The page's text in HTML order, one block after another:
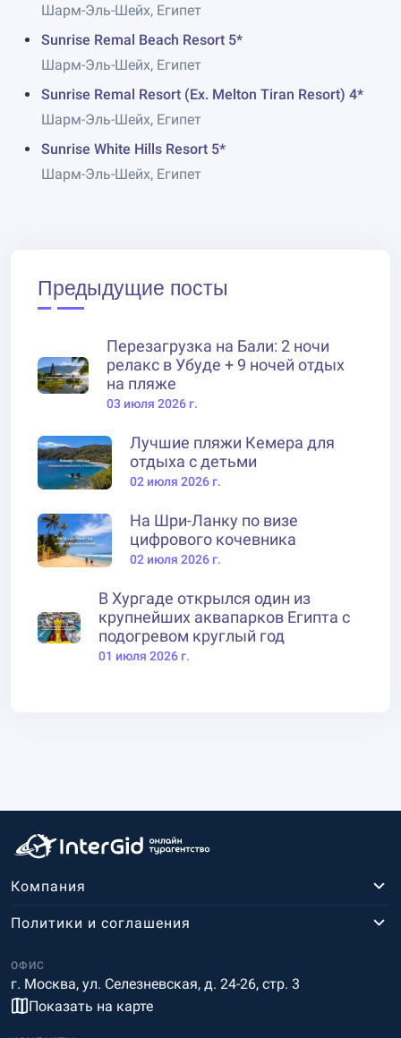
Шарм-Эль-Шейх, Египет
Sunrise Remal Beach Resort 5*
Шарм-Эль-Шейх, Египет
Sunrise Remal Resort (Ex. Melton Tiran Resort) 4*
Шарм-Эль-Шейх, Египет
Sunrise White Hills Resort 5*
Шарм-Эль-Шейх, Египет
Предыдущие посты
Перезагрузка на Бали: 2 ночи
релакс в Убуде + 9 ночей отдых
на пляже
03 июля 2026 г.
Лучшие пляжи Кемера для
отдыха с детьми
02 июля 2026 г.
На Шри-Ланку по визе
цифрового кочевника
02 июля 2026 г.
В Хургаде открылся один из
крупнейших аквапарков Египта с
подогревом круглый год
01 июля 2026 г.
Компания
ОФИС
г. Москва, ул. Селезневская, д. 24-26, стр. 3
Показать на карте
Политики и соглашения